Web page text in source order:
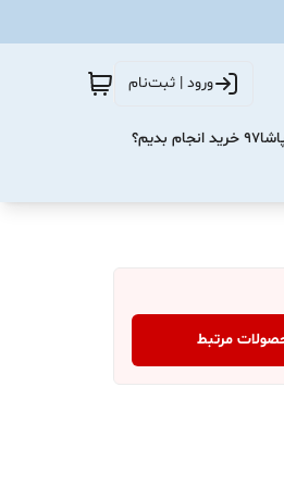
ورود | ثبت‌نام
بدیم؟
مرتبط